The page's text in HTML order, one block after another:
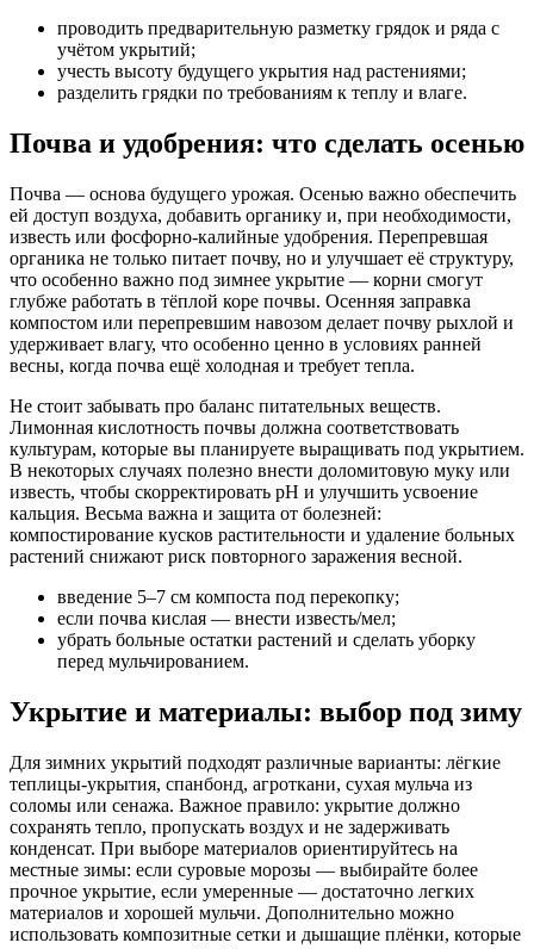
проводить предварительную разметку грядок и ряда с
учётом укрытий;
учесть высоту будущего укрытия над растениями;
разделить грядки по требованиям к теплу и влаге.
Почва и удобрения: что сделать осенью
Почва — основа будущего урожая. Осенью важно обеспечить
ей доступ воздуха, добавить органику и, при необходимости,
известь или фосфорно-калийные удобрения. Перепревшая
органика не только питает почву, но и улучшает её структуру,
что особенно важно под зимнее укрытие — корни смогут
глубже работать в тёплой коре почвы. Осенняя заправка
компостом или перепревшим навозом делает почву рыхлой и
удерживает влагу, что особенно ценно в условиях ранней
весны, когда почва ещё холодная и требует тепла.
Не стоит забывать про баланс питательных веществ.
Лимонная кислотность почвы должна соответствовать
культурам, которые вы планируете выращивать под укрытием.
В некоторых случаях полезно внести доломитовую муку или
известь, чтобы скорректировать pH и улучшить усвоение
кальция. Весьма важна и защита от болезней:
компостирование кусков растительности и удаление больных
растений снижают риск повторного заражения весной.
введение 5–7 см компоста под перекопку;
если почва кислая — внести известь/мел;
убрать больные остатки растений и сделать уборку
перед мульчированием.
Укрытие и материалы: выбор под зиму
Для зимних укрытий подходят различные варианты: лёгкие
теплицы-укрытия, спанбонд, агроткани, сухая мульча из
соломы или сенажа. Важное правило: укрытие должно
сохранять тепло, пропускать воздух и не задерживать
конденсат. При выборе материалов ориентируйтесь на
местные зимы: если суровые морозы — выбирайте более
прочное укрытие, если умеренные — достаточно легких
материалов и хорошей мульчи. Дополнительно можно
использовать композитные сетки и дышащие плёнки, которые